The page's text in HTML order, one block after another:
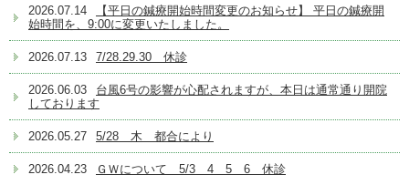
2026.07.14
【平日の鍼療開始時間変更のお知らせ】 平日の鍼療開
始時間を、9:00に変更いたしました。
2026.07.13 7/28.29.30 休診
2026.06.03
台風6号の影響が心配されますが、本日は通常通り開院
しております
2026.05.27 5/28 木 都合により
2026.04.23 ＧＷについて 5/3 4 5 6 休診